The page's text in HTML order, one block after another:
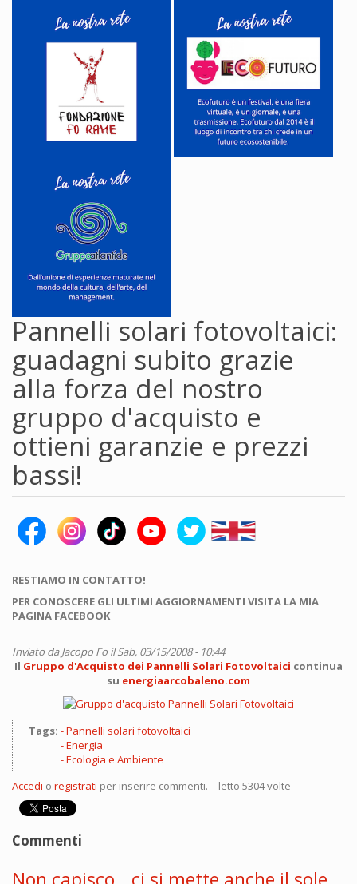
Pannelli solari fotovoltaici:
guadagni subito grazie
alla forza del nostro
gruppo d'acquisto e
ottieni garanzie e prezzi
bassi!
RESTIAMO IN CONTATTO!
PER CONOSCERE GLI ULTIMI AGGIORNAMENTI VISITA LA MIA
PAGINA FACEBOOK
Inviato daJacopo Fo il Sab, 03/15/2008 - 10:44
Il Gruppo d'Acquisto dei Pannelli Solari Fotovoltaici continua
su energiaarcobaleno.com
Tags:
Pannelli solari fotovoltaici
Energia
Ecologia e Ambiente
Accedi o registrati per inserire commenti. letto 5304 volte
Commenti
Non capisco...ci si mette anche il sole